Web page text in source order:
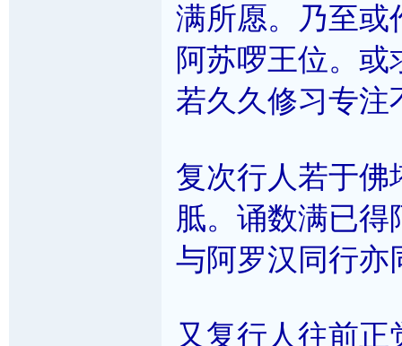
满所愿。乃至或
阿苏啰王位。
若久久修习专注
复次行人若于佛
胝。诵数满已
与阿罗汉同行亦
又复行人往前